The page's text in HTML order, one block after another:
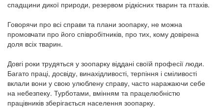
спадщини дикої природи, резервом рідкісних тварин та птахів.
Говорячи про всі справи та плани зоопарку, не можна
промовчати про його співробітників, про тих, кому довірена
доля всіх тварин.
Довгі роки трудяться у зоопарку віддані своїй професії люди.
Багато праці, досвіду, винахідливості, терпіння і сміливості
вклали вони у свою улюблену справу, часто наражаючи себе
на небезпеку. Турботами, вмінням та працелюбністю
працівників зберігається населення зоопарку.